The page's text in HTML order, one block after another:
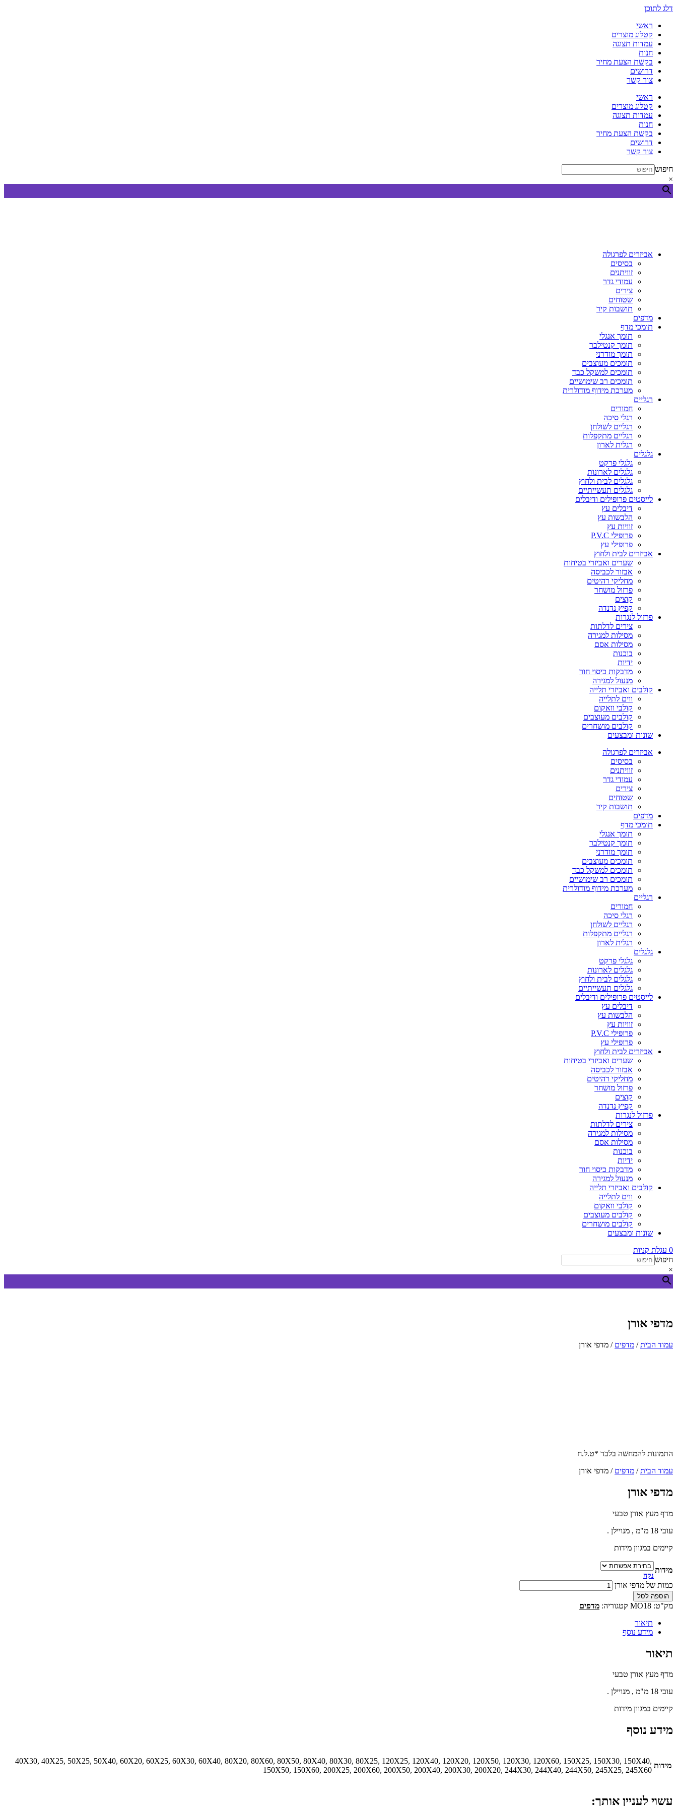
דלג לתוכן
ראשי
קטלוג מוצרים
עמדות תצוגה
חנות
בקשת הצעת מחיר
דרושים
צור קשר
ראשי
קטלוג מוצרים
עמדות תצוגה
חנות
בקשת הצעת מחיר
דרושים
צור קשר
חיפוש
×
אביזרים לפרגולה
בסיסים
זוויתנים
עמודי גדר
צירים
שטוחים
תושבות קיר
מדפים
תומכי מדף
תומך אנגלי
תומך קנטילבר
תומך מודרני
תומכים מעוצבים
תומכים למשקל כבד
תומכים רב שימושיים
מערכת מידוף מודולרית
רגליים
חמורים
רגלי סיכה
רגליים לשולחן
רגליים מתקפלות
רגלית לארון
גלגלים
גלגלי פרקט
גלגלים לארונות
גלגלים לבית ולחוץ
גלגלים תעשייתיים
לייסטים פרופילים ודיבלים
דיבלים עץ
הלבשות עץ
זוויות עץ
פרופילי P.V.C
פרופילי עץ
אביזרים לבית ולחוץ
שערים ואביזרי בטיחות
אבזור לכביסה
מחליקי רהיטים
פרזול מושחר
קוצים
קפיץ נדנדה
פרזול לנגרות
צירים לדלתות
מסילות למגירה
מסילות אסם
בוכנות
ידיות
מדבקות כיסוי חור
מנעול למגירה
קולבים ואביזרי תלייה
ווים לתלייה
קולבי וואקום
קולבים מעוצבים
קולבים מושחרים
שונות ומבצעים
אביזרים לפרגולה
בסיסים
זוויתנים
עמודי גדר
צירים
שטוחים
תושבות קיר
מדפים
תומכי מדף
תומך אנגלי
תומך קנטילבר
תומך מודרני
תומכים מעוצבים
תומכים למשקל כבד
תומכים רב שימושיים
מערכת מידוף מודולרית
רגליים
חמורים
רגלי סיכה
רגליים לשולחן
רגליים מתקפלות
רגלית לארון
גלגלים
גלגלי פרקט
גלגלים לארונות
גלגלים לבית ולחוץ
גלגלים תעשייתיים
לייסטים פרופילים ודיבלים
דיבלים עץ
הלבשות עץ
זוויות עץ
פרופילי P.V.C
פרופילי עץ
אביזרים לבית ולחוץ
שערים ואביזרי בטיחות
אבזור לכביסה
מחליקי רהיטים
פרזול מושחר
קוצים
קפיץ נדנדה
פרזול לנגרות
צירים לדלתות
מסילות למגירה
מסילות אסם
בוכנות
ידיות
מדבקות כיסוי חור
מנעול למגירה
קולבים ואביזרי תלייה
ווים לתלייה
קולבי וואקום
קולבים מעוצבים
קולבים מושחרים
שונות ומבצעים
0 עגלת קניות
חיפוש
×
מדפי אורן
עמוד הבית/ מדפים / מדפי אורן
התמונות להמחשה בלבד *ט.ל.ח
עמוד הבית/ מדפים / מדפי אורן
מדפי אורן
מדף מעץ אורן טבעי
עובי 18 מ"מ , מנויילן .
קיימים במגוון מידות
מידות
נקה
כמות של מדפי אורן
הוספה לסל
מק"ט: MO18 קטגוריה: מדפים
תיאור
מידע נוסף
תיאור
מדף מעץ אורן טבעי
עובי 18 מ"מ , מנויילן .
קיימים במגוון מידות
מידע נוסף
מידות
40X30, 40X25, 50X25, 50X40, 60X20, 60X25, 60X30, 60X40, 80X20, 80X60, 80X50, 80X40, 80X30, 80X25, 120X25, 120X40, 120X20, 120X50, 120X30, 120X60, 150X25, 150X30, 150X40,
150X50, 150X60, 200X25, 200X60, 200X50, 200X40, 200X30, 200X20, 244X30, 244X40, 244X50, 245X25, 245X60
עשוי לעניין אותך: